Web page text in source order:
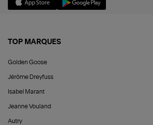
TOP MARQUES
Golden Goose
Jérôme Dreyfuss
Isabel Marant
Jeanne Vouland
Autry